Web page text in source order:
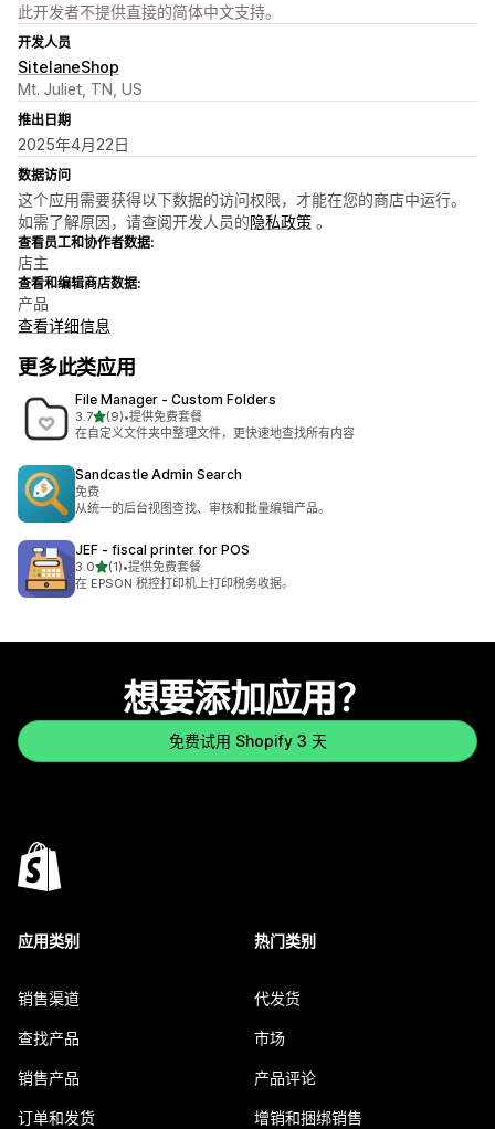
此开发者不提供直接的简体中文支持。
开发人员
SitelaneShop
Mt. Juliet, TN, US
推出日期
2025年4月22日
数据访问
这个应用需要获得以下数据的访问权限，才能在您的商店中运行。
如需了解原因，请查阅开发人员的隐私政策 。
查看员工和协作者数据:
店主
查看和编辑商店数据:
产品
查看详细信息
更多此类应用
File Manager ‑ Custom Folders
3.7星（满分 5 星）
(9)
总共 9 条评论
•提供免费套餐
在自定义文件夹中整理文件，更快速地查找所有内容
Sandcastle Admin Search
免费
从统一的后台视图查找、审核和批量编辑产品。
JEF ‑ fiscal printer for POS
3.0星（满分 5 星）
(1)
总共 1 条评论
•提供免费套餐
在 EPSON 税控打印机上打印税务收据。
想要添加应用？
免费试用 Shopify 3 天
应用类别
销售渠道
查找产品
销售产品
订单和发货
热门类别
代发货
市场
产品评论
增销和捆绑销售